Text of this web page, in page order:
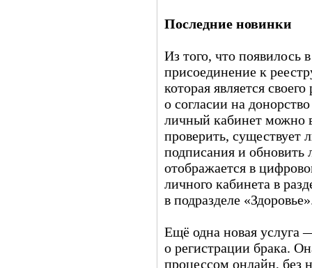
Последние новинки
Из того, что появилось
присоединение к
которая является
о согласии на
личный кабинет можно
проверить, существует
подписания и
отображается в
личного кабинета в
в подразделе
Ещё одна новая услуга
о регистрации брака.
процессом онлайн, без